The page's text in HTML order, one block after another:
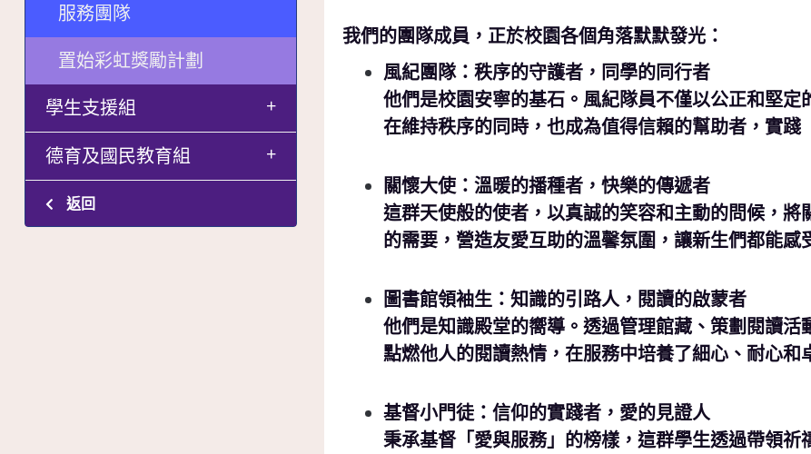
服務團隊
置始彩虹獎勵計劃
學生支援組
+
德育及國民教育組 +
返回
我們的團隊成員，正於校園各個角落默默發光：
風紀團隊：秩序的守護者，同學的同行者
他們是校園安寧的基石。風紀隊員不僅以公正和堅定
在維持秩序的同時，也成為值得信賴的幫助者，實踐
關懷大使：溫暖的播種者，快樂的傳遞者
這群天使般的使者，以真誠的笑容和主動的問候，
的需要，營造友愛互助的溫馨氛圍，讓新生們都能感
圖書館領袖生：知識的引路人，閱讀的啟蒙者
他們是知識殿堂的嚮導。透過管理館藏、策劃閱讀
點燃他人的閱讀熱情，在服務中培養了細心、耐心和
基督小門徒：信仰的實踐者，愛的見證人
秉承基督「愛與服務」的榜樣，這群學生透過帶領